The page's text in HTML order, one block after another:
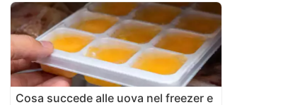
Cosa succede alle uova nel freezer e